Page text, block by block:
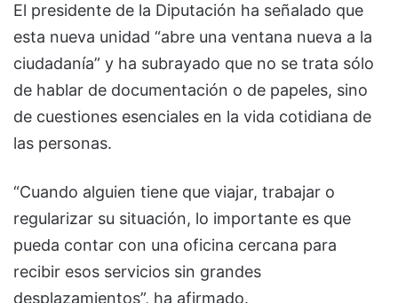
El presidente de la Diputación ha señalado que
esta nueva unidad “abre una ventana nueva a la
ciudadanía” y ha subrayado que no se trata sólo
de hablar de documentación o de papeles, sino
de cuestiones esenciales en la vida cotidiana de
las personas.
“Cuando alguien tiene que viajar, trabajar o
regularizar su situación, lo importante es que
pueda contar con una oficina cercana para
recibir esos servicios sin grandes
desplazamientos”, ha afirmado.